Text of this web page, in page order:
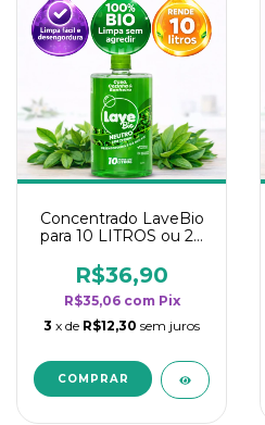
Concentrado LaveBio
para 10 LITROS ou 20
rendimento da
categoria - Neutro
R$36,90
R$35,06 com Pix
3 x de R$12,30 sem juros